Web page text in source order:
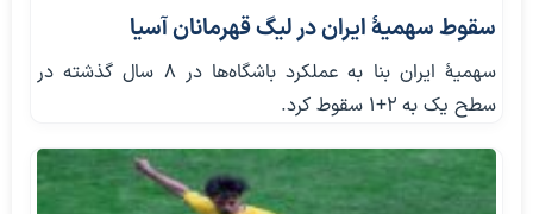
سقوط سهمیۀ ایران در لیگ قهرمانان آسیا
سهمیۀ ایران بنا به عملکرد باشگاه‌ها در ۸ سال گذشته در
سطح یک به ۲+۱ سقوط کرد.